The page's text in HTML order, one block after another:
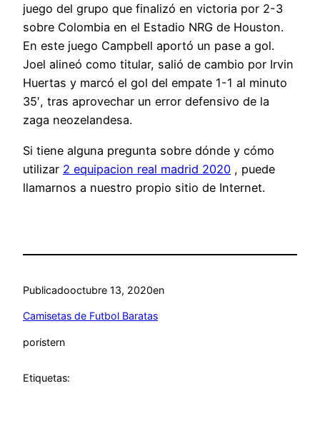
juego del grupo que finalizó en victoria por 2-3
sobre Colombia en el Estadio NRG de Houston.
En este juego Campbell aportó un pase a gol.
Joel alineó como titular, salió de cambio por Irvin
Huertas y marcó el gol del empate 1-1 al minuto
35′, tras aprovechar un error defensivo de la
zaga neozelandesa.
Si tiene alguna pregunta sobre dónde y cómo
utilizar 2 equipacion real madrid 2020 , puede
llamarnos a nuestro propio sitio de Internet.
Publicadooctubre 13, 2020en
Camisetas de Futbol Baratas
poristern
Etiquetas: